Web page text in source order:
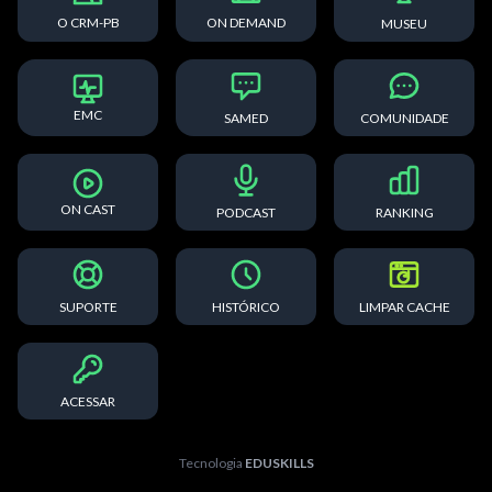
O CRM-PB ON DEMAND MUSEU
EMC SAMED COMUNIDADE
ON CAST PODCAST RANKING
SUPORTE HISTÓRICO LIMPAR CACHE
ACESSAR
Tecnologia EDUSKILLS